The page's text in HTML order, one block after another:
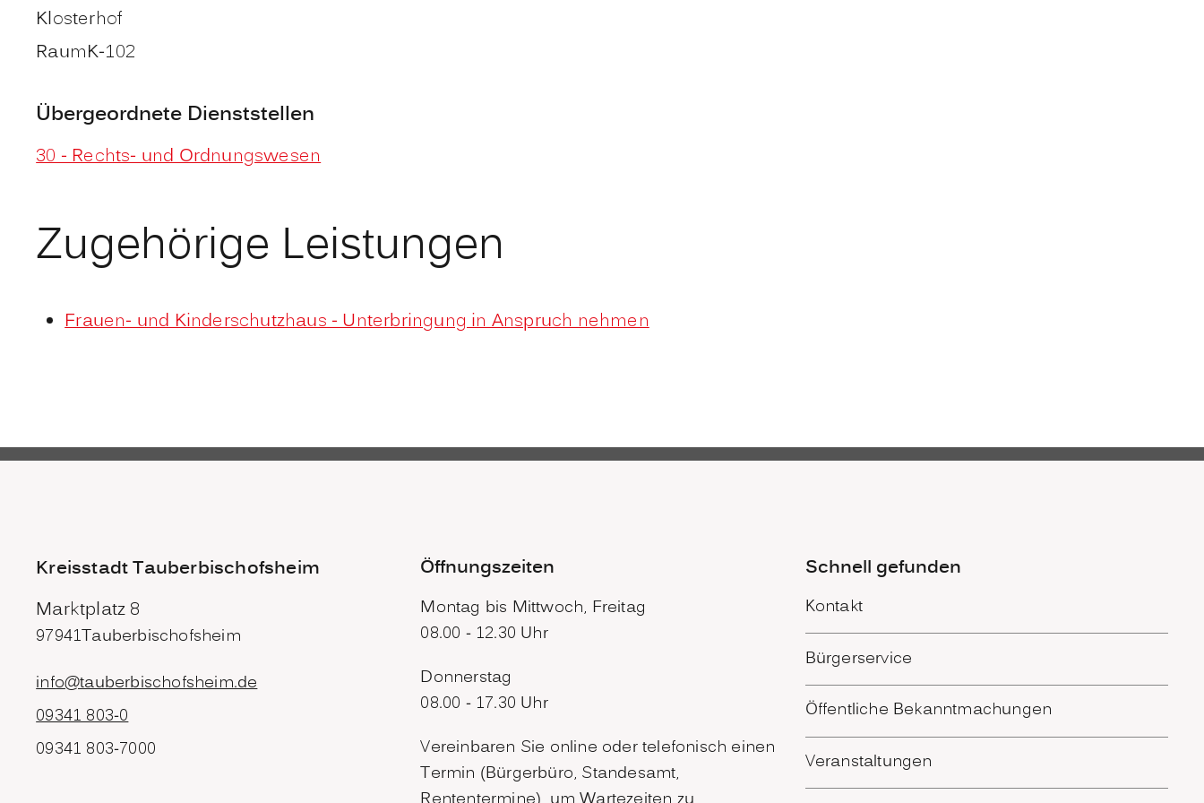
Klosterhof
RaumK-102
Übergeordnete Dienststellen
30 - Rechts- und Ordnungswesen
Zugehörige Leistungen
Frauen- und Kinderschutzhaus - Unterbringung in Anspruch nehmen
Kreisstadt Tauberbischofsheim
Marktplatz 8
97941Tauberbischofsheim
info@tauberbischofsheim.de
09341 803-0
09341 803-7000
Öffnungszeiten
Montag bis Mittwoch, Freitag
08.00 - 12.30 Uhr
Donnerstag
08.00 - 17.30 Uhr
Vereinbaren Sie online oder telefonisch einen
Termin (Bürgerbüro, Standesamt,
Schnell gefunden
Kontakt
Bürgerservice
Öffentliche Bekanntmachungen
Veranstaltungen